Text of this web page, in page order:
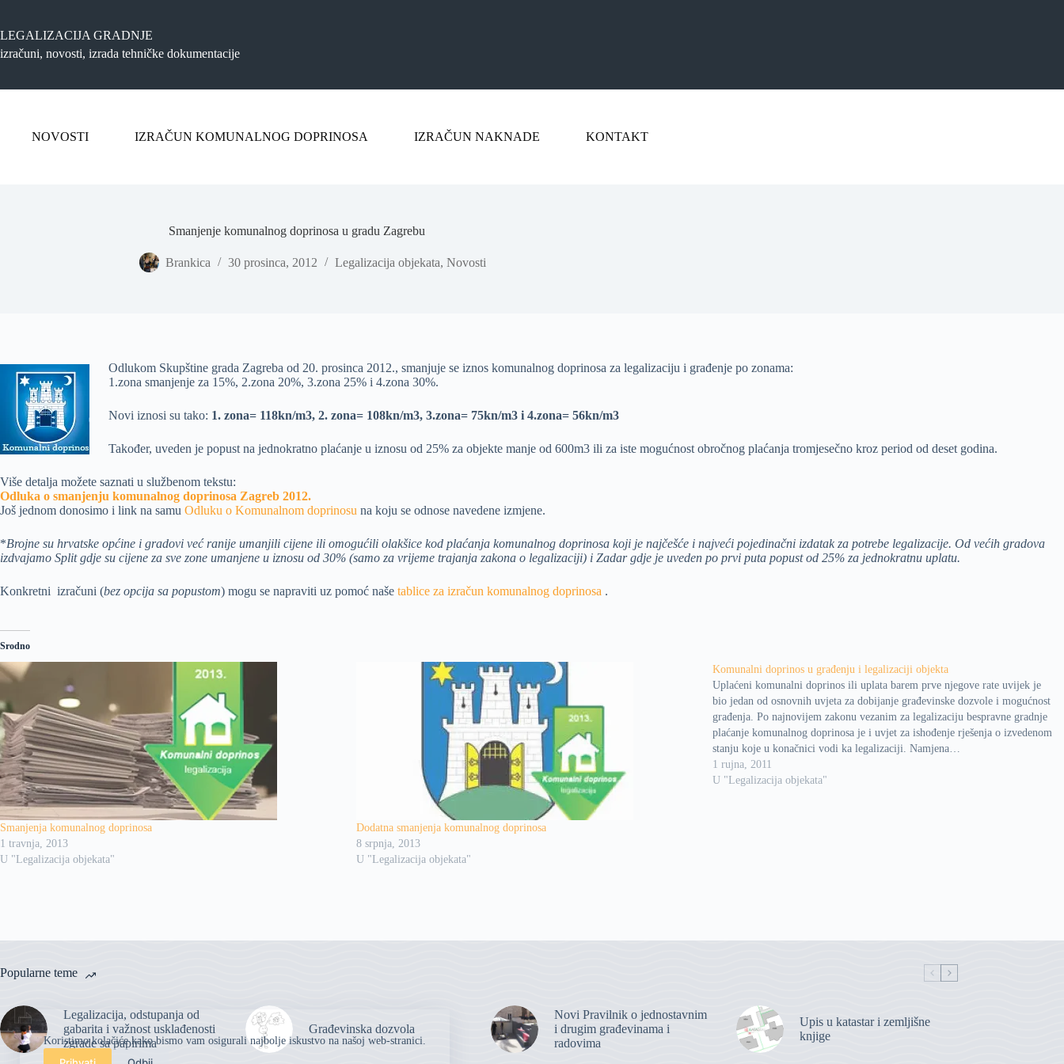
sadržaj
Koristimo kolačiće kako bismo vam osigurali najbolje iskustvo na našoj web-stranici.
LEGALIZACIJA GRADNJE
izračuni, novosti, izrada tehničke dokumentacije
NOVOSTI IZRAČUN KOMUNALNOG DOPRINOSA IZRAČUN NAKNADE KONTAKT
Smanjenje komunalnog doprinosa u gradu Zagrebu
Brankica 30 prosinca, 2012 Legalizacija objekata, Novosti
Odlukom Skupštine grada Zagreba od 20. prosinca 2012., smanjuje se iznos komunalnog doprinosa za legalizaciju i građenje po zonama:
1.zona smanjenje za 15%, 2.zona 20%, 3.zona 25% i 4.zona 30%.
Novi iznosi su tako: 1. zona= 118kn/m3, 2. zona= 108kn/m3, 3.zona= 75kn/m3 i 4.zona= 56kn/m3
Također, uveden je popust na jednokratno plaćanje u iznosu od 25% za objekte manje od 600m3 ili za iste mogućnost obročnog plaćanja tromjesečno kroz period od deset godina.
Više detalja možete saznati u službenom tekstu:
Odluka o smanjenju komunalnog doprinosa Zagreb 2012.
Još jednom donosimo i link na samu Odluku o Komunalnom doprinosu na koju se odnose navedene izmjene.
*Brojne su hrvatske općine i gradovi već ranije umanjili cijene ili omogućili olakšice kod plaćanja komunalnog doprinosa koji je najčešće i najveći pojedinačni izdatak za potrebe legalizacije. Od većih gradova
izdvajamo Split gdje su cijene za sve zone umanjene u iznosu od 30% (samo za vrijeme trajanja zakona o legalizaciji) i Zadar gdje je uveden po prvi puta popust od 25% za jednokratnu uplatu.
Konkretni izračuni (bez opcija sa popustom) mogu se napraviti uz pomoć naše tablice za izračun komunalnog doprinosa .
Srodno
Smanjenja komunalnog doprinosa
1 travnja, 2013
U "Legalizacija objekata"
Dodatna smanjenja komunalnog doprinosa
8 srpnja, 2013
U "Legalizacija objekata"
Komunalni doprinos u građenju i legalizaciji objekta
Uplaćeni komunalni doprinos ili uplata barem prve njegove rate uvijek je
bio jedan od osnovnih uvjeta za dobijanje građevinske dozvole i mogućnost
građenja. Po najnovijem zakonu vezanim za legalizaciju bespravne gradnje
plaćanje komunalnog doprinosa je i uvjet za ishođenje rješenja o izvedenom
stanju koje u konačnici vodi ka legalizaciji. Namjena…
1 rujna, 2011
U "Legalizacija objekata"
Popularne teme
Legalizacija, odstupanja od
gabarita i važnost usklađenosti
zgrade sa papirima
Građevinska dozvola
Novi Pravilnik o jednostavnim
i drugim građevinama i
radovima
Upis u katastar i zemljišne
knjige